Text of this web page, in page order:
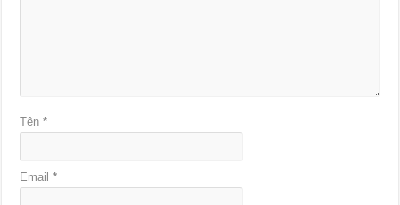
Tên*
Email*